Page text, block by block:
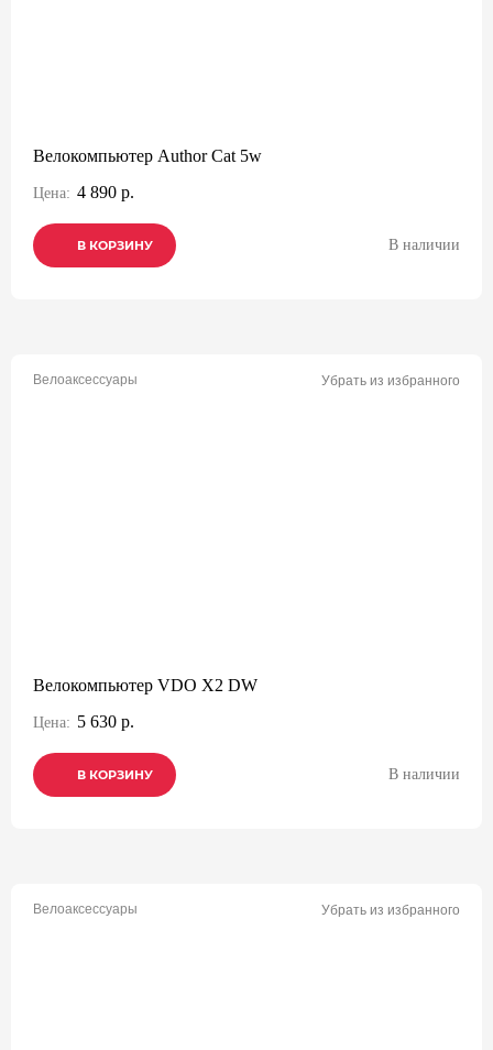
Велокомпьютер Author Cat 5w
Цена: 4 890 р.
В КОРЗИНУ
В КОРЗИНУ
В КОРЗИНУ В наличии
Велоаксессуары Убрать из избранного
Велокомпьютер VDO X2 DW
Цена: 5 630 р.
В КОРЗИНУ
В КОРЗИНУ
В КОРЗИНУ В наличии
Велоаксессуары Убрать из избранного